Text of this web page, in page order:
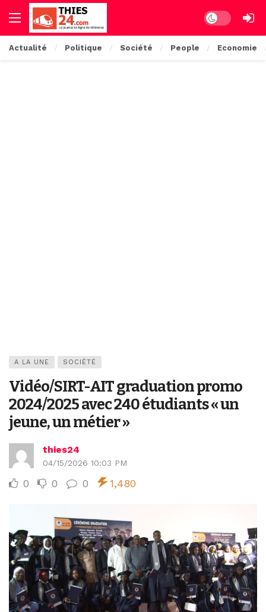
Dark mode
Actualité Politique Société People Economie
A LA UNE SOCIÉTÉ
Vidéo/SIRT-AIT graduation promo
2024/2025 avec 240 étudiants « un
jeune, un métier »
thies24
04/15/2026 10:03 PM
0 0 0 1,480